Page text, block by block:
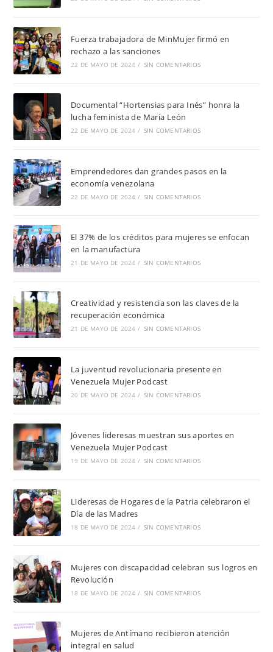
Fuerza trabajadora de MinMujer firmó en
rechazo a las sanciones
22 DE MAYO DE 2024 / SIN COMENTARIOS
Documental “Hortensias para Inés” honra la
lucha feminista de María León
22 DE MAYO DE 2024 / SIN COMENTARIOS
Emprendedores dan grandes pasos en la
economía venezolana
22 DE MAYO DE 2024 / SIN COMENTARIOS
El 37% de los créditos para mujeres se enfocan
en la manufactura
21 DE MAYO DE 2024 / SIN COMENTARIOS
Creatividad y resistencia son las claves de la
recuperación económica
21 DE MAYO DE 2024 / SIN COMENTARIOS
La juventud revolucionaria presente en
Venezuela Mujer Podcast
20 DE MAYO DE 2024 / SIN COMENTARIOS
Jóvenes lideresas muestran sus aportes en
Venezuela Mujer Podcast
19 DE MAYO DE 2024 / SIN COMENTARIOS
Lideresas de Hogares de la Patria celebraron el
Día de las Madres
18 DE MAYO DE 2024 / SIN COMENTARIOS
Mujeres con discapacidad celebran sus logros en
Revolución
18 DE MAYO DE 2024 / SIN COMENTARIOS
Mujeres de Antímano recibieron atención
integral en salud